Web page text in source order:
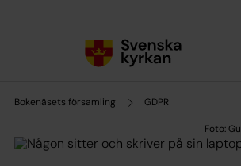
Bokenäsets församling GDPR